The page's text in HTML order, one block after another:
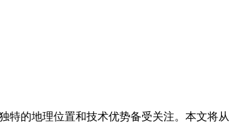
特的地理位置和技术优势备受关注。本文将从